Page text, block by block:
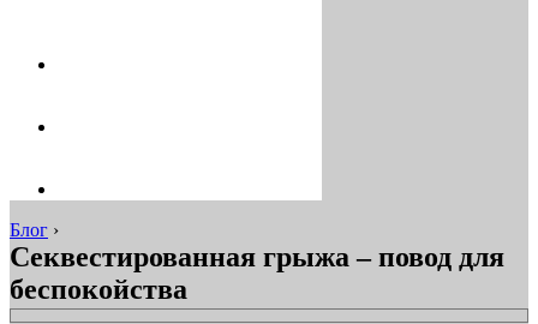
Блог ›
Секвестированная грыжа – повод для
беспокойства